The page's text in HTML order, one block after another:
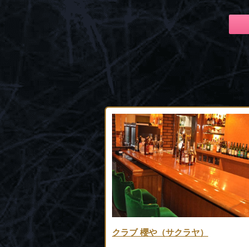
Vivi・an（ヴィヴィアン）